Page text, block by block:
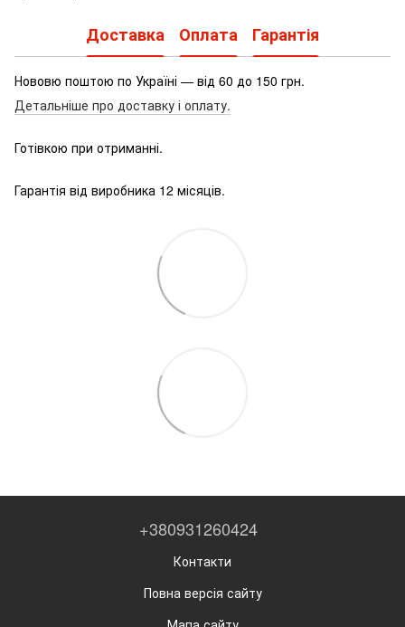
Доставка Оплата Гарантія
Нововю поштою по Україні — від 60 до 150 грн.
Детальніше про доставку і оплату.
Готівкою при отриманні.
Гарантія від виробника 12 місяців.
+380931260424
Контакти
Повна версія сайту